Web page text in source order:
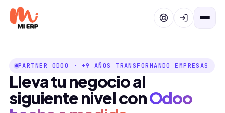
Overslaan naar inhoud
PARTNER ODOO · +9 AÑOS TRANSFORMANDO EMPRESAS
Lleva tu negocio al
siguiente nivel conOdoo